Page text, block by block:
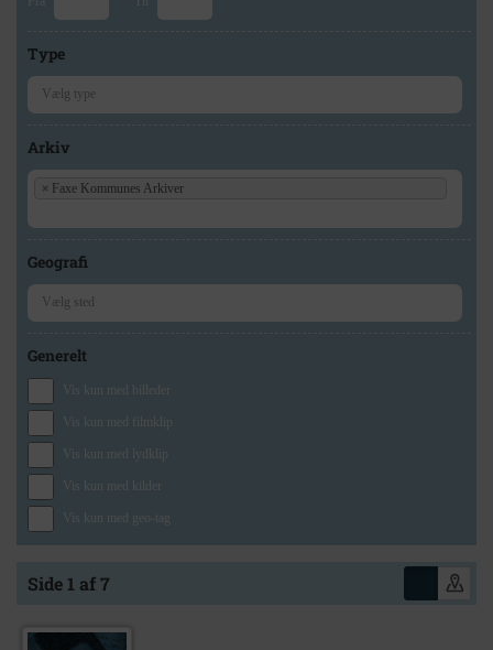
Type
Arkiv
× Faxe Kommunes Arkiver
Geografi
Generelt
Vis kun med billeder
Vis kun med filmklip
Vis kun med lydklip
Vis kun med kilder
Vis kun med geo-tag
Side 1 af 7